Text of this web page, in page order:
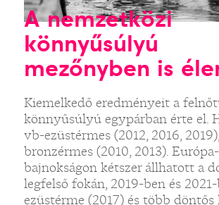
A nemzetközi
könnyűsúlyú
mezőnyben is
Kiemelkedő eredményeit a
könnyűsúlyú egypárban érte el.
vb-ezüstérmes (2012, 2016,
bronzérmes (2010, 2013). Európa-
bajnokságon kétszer állhatott a
legfelső fokán, 2019-ben és
ezüstérme (2017) és több döntős